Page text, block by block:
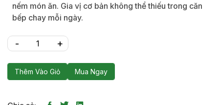
nếm món ăn. Gia vị cơ bản không thể thiếu trong căn
bếp chay mỗi ngày.
Thêm Vào Giỏ Mua Ngay